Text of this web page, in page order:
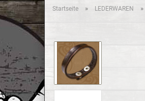
Startseite » LEDERWAREN »